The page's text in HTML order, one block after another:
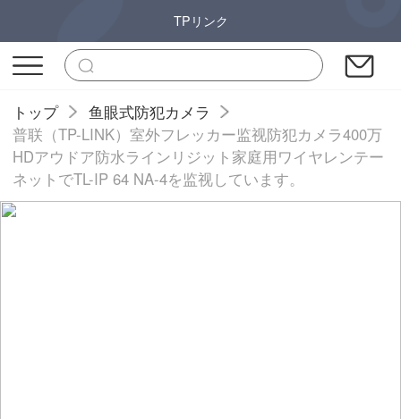
TPリンク
トップ
鱼眼式防犯カメラ
普联（TP-LINK）室外フレッカー监视防犯カメラ400万
HDアウドア防水ラインリジット家庭用ワイヤレンテー
ネットでTL-IP 64 NA-4を监视しています。